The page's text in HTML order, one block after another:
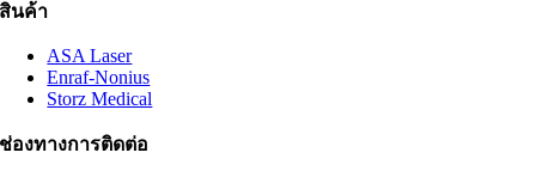
สินค้า
ASA Laser
Enraf-Nonius
Storz Medical
ช่องทางการติดต่อ